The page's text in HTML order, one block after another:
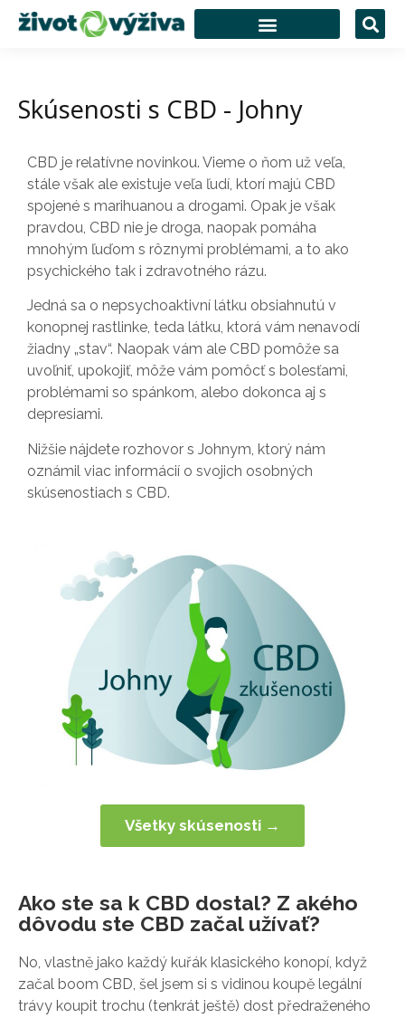
Skúsenosti s CBD - Johny
CBD je relatívne novinkou. Vieme o ňom už veľa,
stále však ale existuje veľa ľudí, ktorí majú CBD
spojené s marihuanou a drogami. Opak je však
pravdou, CBD nie je droga, naopak pomáha
mnohým ľuďom s rôznymi problémami, a to ako
psychického tak i zdravotného rázu.
Jedná sa o nepsychoaktivní látku obsiahnutú v
konopnej rastlinke, teda látku, ktorá vám nenavodí
žiadny „stav“. Naopak vám ale CBD pomôže sa
uvoľniť, upokojiť, môže vám pomôcť s bolesťami,
problémami so spánkom, alebo dokonca aj s
depresiami.
Nižšie nájdete rozhovor s Johnym, ktorý nám
oznámil viac informácií o svojich osobných
skúsenostiach s CBD.
Všetky skúsenosti →
Ako ste sa k CBD dostal? Z akého
dôvodu ste CBD začal užívať?
No, vlastně jako každý kuřák klasického konopí, když
začal boom CBD, šel jsem si s vidinou koupě legální
trávy koupit trochu (tenkrát ještě) dost předraženého